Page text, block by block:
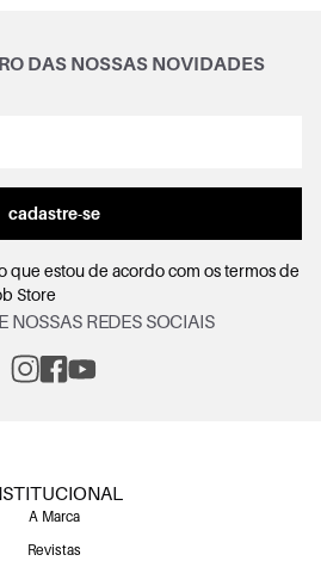
DAS NOSSAS NOVIDADES
cadastre-se
que estou de acordo com ostermos de
Store
NOSSAS REDES SOCIAIS
A Marca
Revistas